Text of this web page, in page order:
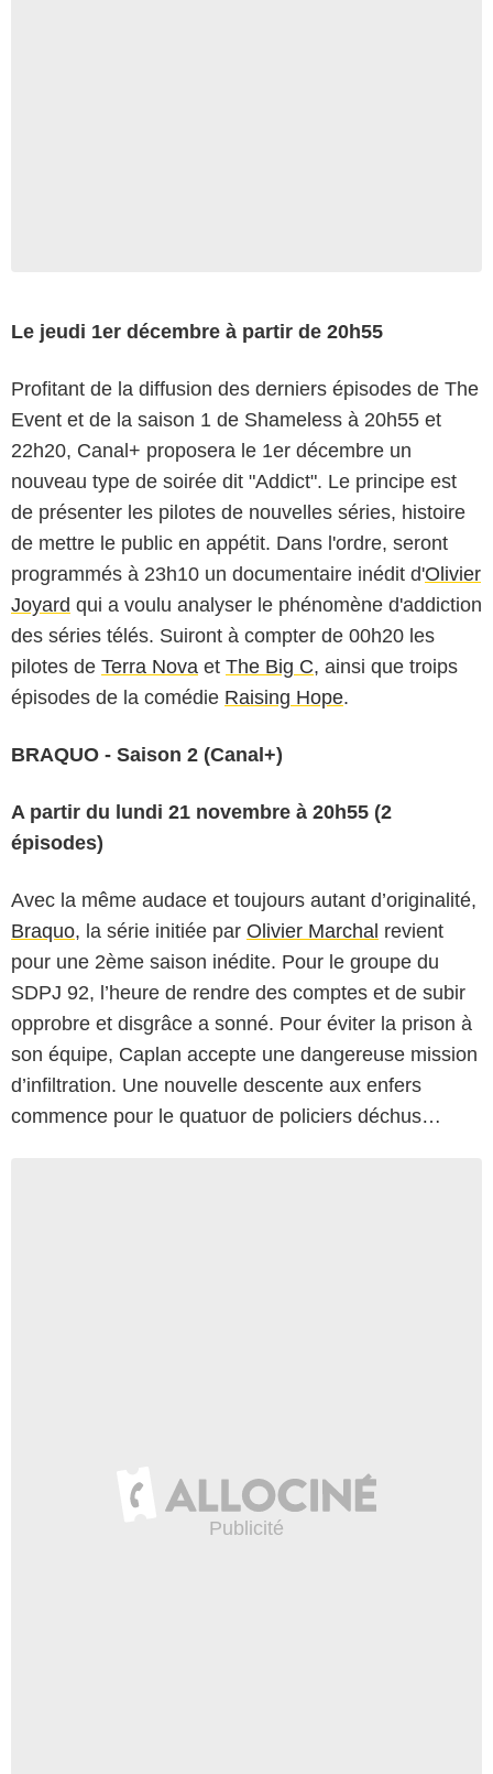
Le jeudi 1er décembre à partir de 20h55
Profitant de la diffusion des derniers épisodes de The
Event et de la saison 1 de Shameless à 20h55 et
22h20, Canal+ proposera le 1er décembre un
nouveau type de soirée dit "Addict". Le principe est
de présenter les pilotes de nouvelles séries, histoire
de mettre le public en appétit. Dans l'ordre, seront
programmés à 23h10 un documentaire inédit d'Olivier
Joyard qui a voulu analyser le phénomène d'addiction
des séries télés. Suiront à compter de 00h20 les
pilotes de Terra Nova et The Big C, ainsi que troips
épisodes de la comédie Raising Hope.
BRAQUO - Saison 2 (Canal+)
A partir du lundi 21 novembre à 20h55 (2
épisodes)
Avec la même audace et toujours autant d’originalité,
Braquo, la série initiée par Olivier Marchal revient
pour une 2ème saison inédite. Pour le groupe du
SDPJ 92, l’heure de rendre des comptes et de subir
opprobre et disgrâce a sonné. Pour éviter la prison à
son équipe, Caplan accepte une dangereuse mission
d’infiltration. Une nouvelle descente aux enfers
commence pour le quatuor de policiers déchus…